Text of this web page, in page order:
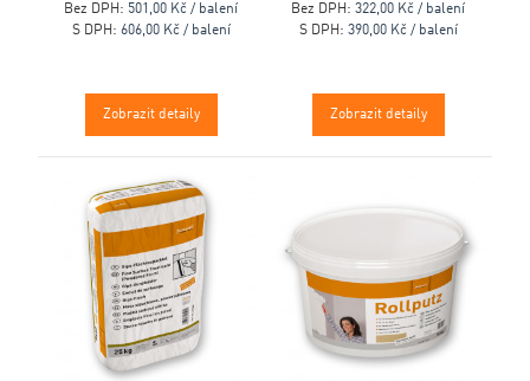
Bez DPH: 501,00 Kč / balení
S DPH: 606,00 Kč / balení
Zobrazit detaily
Bez DPH: 322,00 Kč / balení
S DPH: 390,00 Kč / balení
Zobrazit detaily